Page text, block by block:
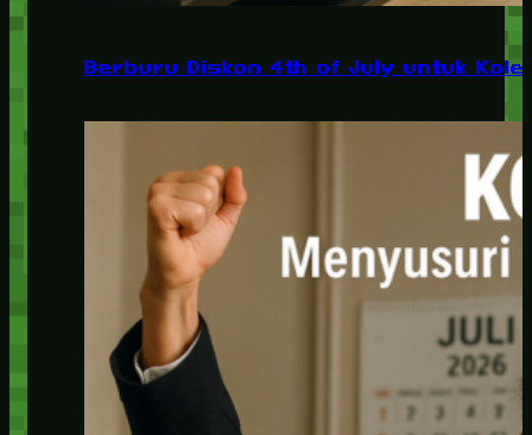
Berburu Diskon 4th of July untuk